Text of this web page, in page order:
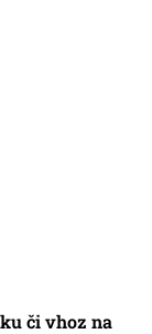
či vhoz na